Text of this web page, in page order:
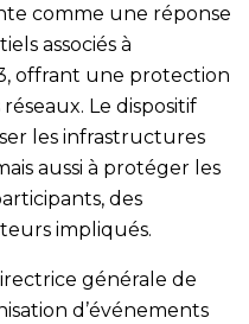
comme une réponse
associés à
offrant une protection
Le dispositif
les infrastructures
aussi à protéger les
des
impliqués.
générale de
d’événements